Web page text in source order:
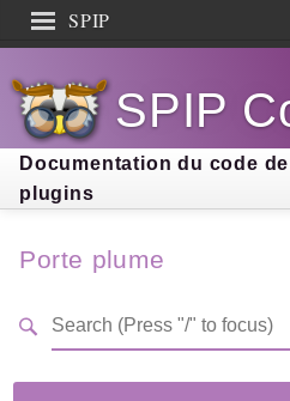
SPIP
Documentation
Contribution
Entraide
Découverte
SPIP
Documentation du code
plugins
Porte plume
Search results